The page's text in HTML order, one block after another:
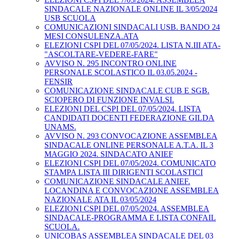
SINDACALE NAZIONALE ONLINE IL 3/05/2024
USB SCUOLA
COMUNICAZIONI SINDACALI USB. BANDO 24
MESI CONSULENZA.ATA
ELEZIONI CSPI DEL 07/05/2024. LISTA N.III ATA-
"ASCOLTARE-VEDERE-FARE"
AVVISO N. 295 INCONTRO ONLINE
PERSONALE SCOLASTICO IL 03.05.2024 -
FENSIR
COMUNICAZIONE SINDACALE CUB E SGB.
SCIOPERO DI FUNZIONE INVALSI.
ELEZIONI DEL CSPI DEL 07/05/2024. LISTA
CANDIDATI DOCENTI FEDERAZIONE GILDA
UNAMS.
AVVISO N. 293 CONVOCAZIONE ASSEMBLEA
SINDACALE ONLINE PERSONALE A.T.A. IL 3
MAGGIO 2024. SINDACATO ANIEF
ELEZIONI CSPI DEL 07/05/2024. COMUNICATO
STAMPA LISTA III DIRIGENTI SCOLASTICI
COMUNICAZIONE SINDACALE ANIEF.
LOCANDINA E CONVOCAZIONE ASSEMBLEA
NAZIONALE ATA IL 03/05/2024
ELEZIONI CSPI DEL 07/05/2024. ASSEMBLEA
SINDACALE-PROGRAMMA E LISTA CONFAIL
SCUOLA.
UNICOBAS ASSEMBLEA SINDACALE DEL 03